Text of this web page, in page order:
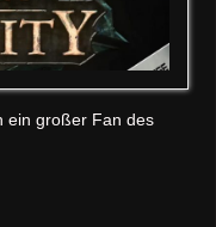
ein großer Fan des